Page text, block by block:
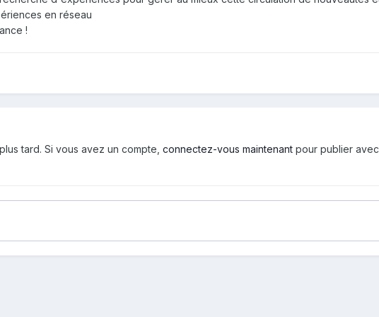
en réseau
!
tard. Si vous avez un compte, connectez-vous maintenant pour publier